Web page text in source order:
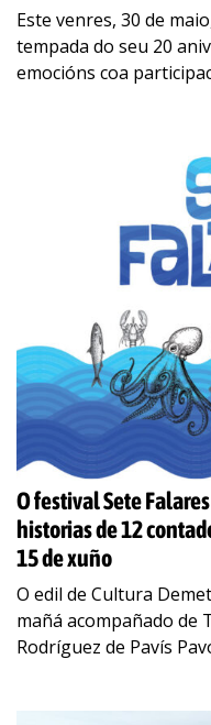
Este venres, 30 de
tempada do seu 20
emocións coa
O festival Sete
historias de 12
15 de xuño
O edil de Cultura
mañá acompañado de
Rodríguez de Pavís